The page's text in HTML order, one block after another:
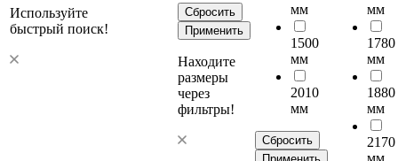
Используйте
быстрый поиск!
Сбросить
Применить
Находите
размеры
через
фильтры!
мм
1500
мм
2010
мм
Сбросить
мм
1780
мм
1880
мм
2170
мм